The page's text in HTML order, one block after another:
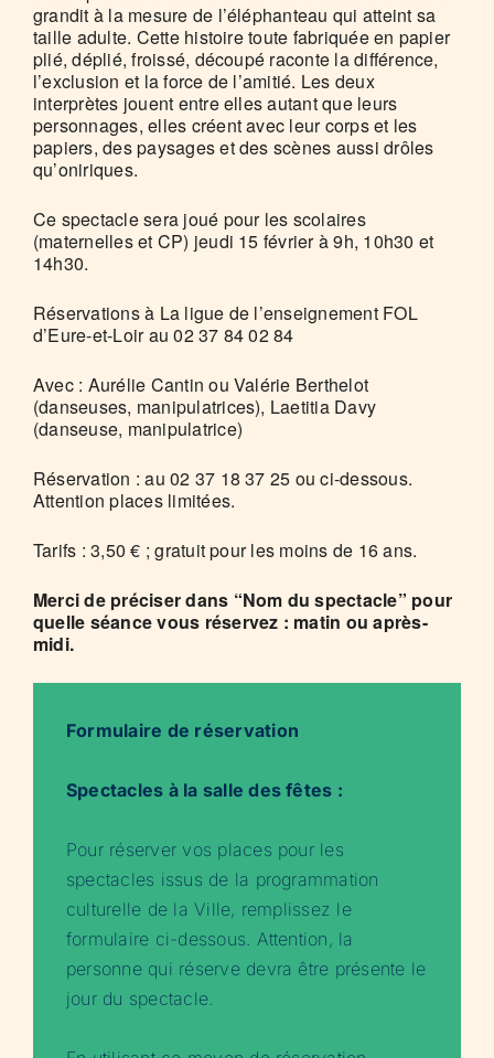
grandit à la mesure de l’éléphanteau qui atteint sa
taille adulte. Cette histoire toute fabriquée en papier
plié, déplié, froissé, découpé raconte la différence,
l’exclusion et la force de l’amitié. Les deux
interprètes jouent entre elles autant que leurs
personnages, elles créent avec leur corps et les
papiers, des paysages et des scènes aussi drôles
qu’oniriques.
Ce spectacle sera joué pour les scolaires
(maternelles et CP) jeudi 15 février à 9h, 10h30 et
14h30.
Réservations à La ligue de l’enseignement FOL
d’Eure-et-Loir au 02 37 84 02 84
Avec : Aurélie Cantin ou Valérie Berthelot
(danseuses, manipulatrices), Laetitia Davy
(danseuse, manipulatrice)
Réservation : au 02 37 18 37 25 ou ci-dessous.
Attention places limitées.
Tarifs : 3,50 € ; gratuit pour les moins de 16 ans.
Merci de préciser dans “Nom du spectacle” pour
quelle séance vous réservez : matin ou après-
midi.
Formulaire de réservation
Spectacles à la salle des fêtes :
Pour réserver vos places pour les
spectacles issus de la programmation
culturelle de la Ville, remplissez le
formulaire ci-dessous. Attention, la
personne qui réserve devra être présente le
jour du spectacle.